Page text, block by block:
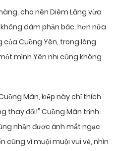
cho nên Diêm Lăng vừa
dám phản bác, hơn nữa
Cuồng Yên, trong lòng
mình Yên nhi cũng không
Mân, kiếp này chỉ thích
thay đổi!" Cuồng Mân trịnh
nhận được ánh mắt ngạc
cũng vì muội muội vui vẻ, nhìn